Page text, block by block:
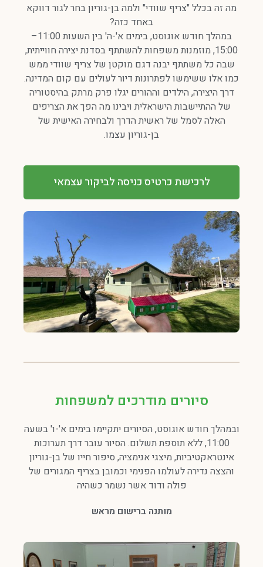
מה זה בכלל "צריף שוודי" ולמה בן-גוריון בחר לגור דווקא
באחד כזה?
במהלך חודש אוגוסט, בימים א'-ה' בין השעות 11:00–
15:00, מוזמנות משפחות להשתתף בסדנת יצירה חווייתית,
שבה כל משתתף יבנה דגם מוקטן של צריף שוודי ממש
כמו אלו ששימשו לפתרונות דיור לעולים עם קום המדינה.
דרך היצירה, הילדים וההורים יגלו פרק מרתק בהיסטוריה
של ההתיישבות הישראלית ויבינו מה הפך את הצריפים
האלה לסמל של ראשית הדרך ולבחירה האישית של
בן-גוריון עצמו.
לרכישת כרטיס כניסה לביקור עצמאי
סיורים מודרכים למשפחות
ובמהלך חודש אוגוסט, הסיורים יתקיימו בימים א'-ו' בשעה
11:00, ללא תוספת תשלום. הסיור עובר דרך תערוכות
אינטראקטיביות, מיצגי אנימציה, סיפור חייו של בן-גוריון
והצצה נדירה לעולמו הפנימי וכמובן בצריף המגורים של
פולה ודוד אשר נשמר כשהיה
מותנה ברישום מראש